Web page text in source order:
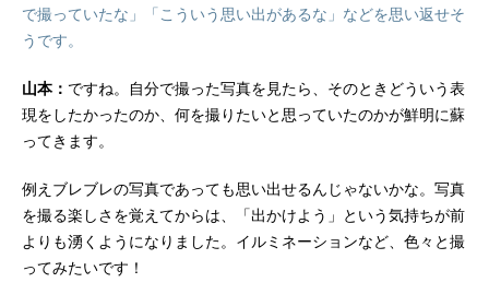
で撮っていたな」「こういう思い出があるな」などを思い返せそ
うです。
山本： ですね。自分で撮った写真を見たら、そのときどういう表
現をしたかったのか、何を撮りたいと思っていたのかが鮮明に蘇
ってきます。
例えブレブレの写真であっても思い出せるんじゃないかな。写真
を撮る楽しさを覚えてからは、「出かけよう」という気持ちが前
よりも湧くようになりました。イルミネーションなど、色々と撮
ってみたいです！